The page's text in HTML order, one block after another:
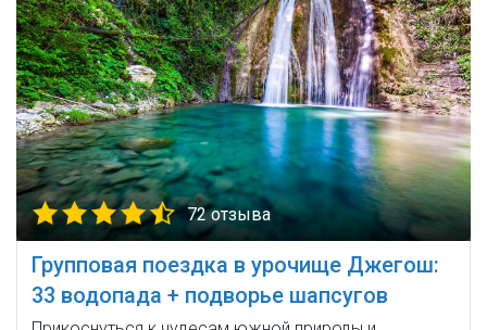
72 отзыва
Групповая поездка в урочище Джегош:
33 водопада + подворье шапсугов